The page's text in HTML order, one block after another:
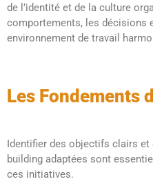
de l’identité et de la culture
comportements, les décisions
environnement de travail
Les Fondements
Identifier des objectifs clairs
building adaptées sont
ces initiatives.